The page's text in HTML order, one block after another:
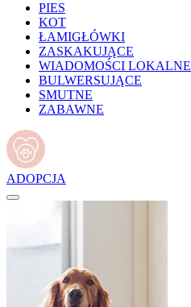
PIES
KOT
ŁAMIGŁÓWKI
ZASKAKUJĄCE
WIADOMOŚCI LOKALNE
BULWERSUJĄCE
SMUTNE
ZABAWNE
ADOPCJA